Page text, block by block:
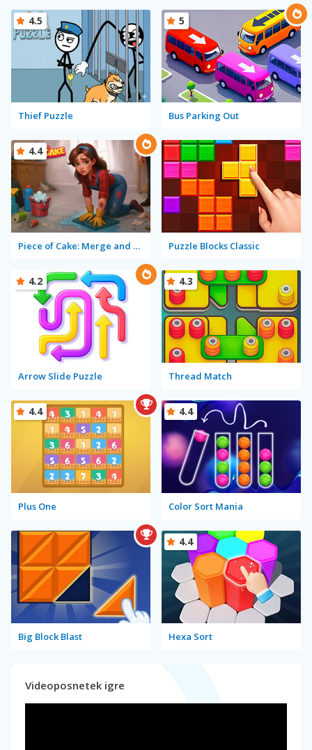
Thief Puzzle
4.5
Bus Parking Out
5
Piece of Cake: Merge and Bake
4.4
Puzzle Blocks Classic
Arrow Slide Puzzle
4.2
Thread Match
4.3
Plus One
4.4
Color Sort Mania
4.4
Big Block Blast Hexa Sort
4.4
Videoposnetek igre